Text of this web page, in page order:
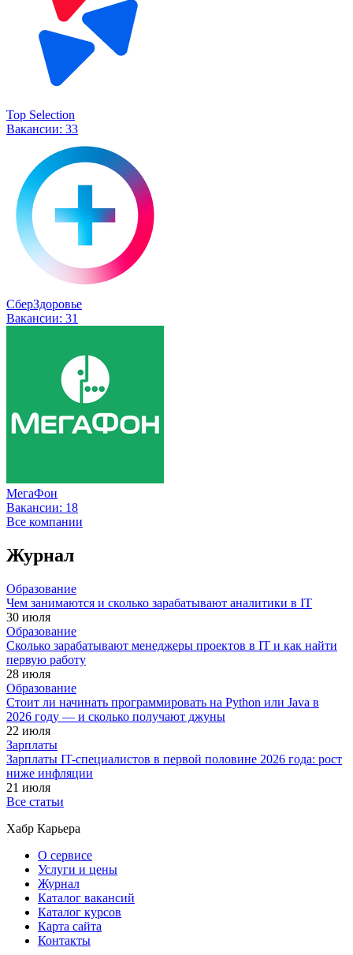
Top Selection
Вакансии: 33
СберЗдоровье
Вакансии: 31
МегаФон
Вакансии: 18
Все компании
Журнал
Образование
Чем занимаются и сколько зарабатывают аналитики в IT
30 июля
Образование
Сколько зарабатывают менеджеры проектов в IT и как найти
первую работу
28 июля
Образование
Стоит ли начинать программировать на Python или Java в
2026 году — и сколько получают джуны
22 июля
Зарплаты
Зарплаты IT-специалистов в первой половине 2026 года: рост
ниже инфляции
21 июля
Все статьи
Хабр Карьера
О сервисе
Услуги и цены
Журнал
Каталог вакансий
Каталог курсов
Карта сайта
Контакты